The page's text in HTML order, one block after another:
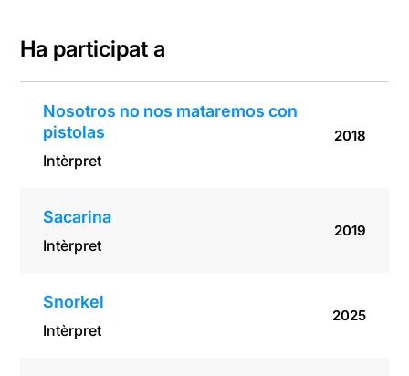
Ha participat a
Nosotros no nos mataremos con
pistolas
Intèrpret
2018
Sacarina
Intèrpret
2019
Snorkel
Intèrpret
2025